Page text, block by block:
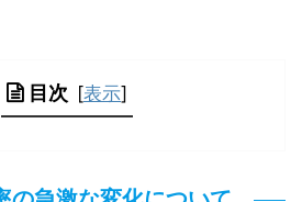
目次 [表示]